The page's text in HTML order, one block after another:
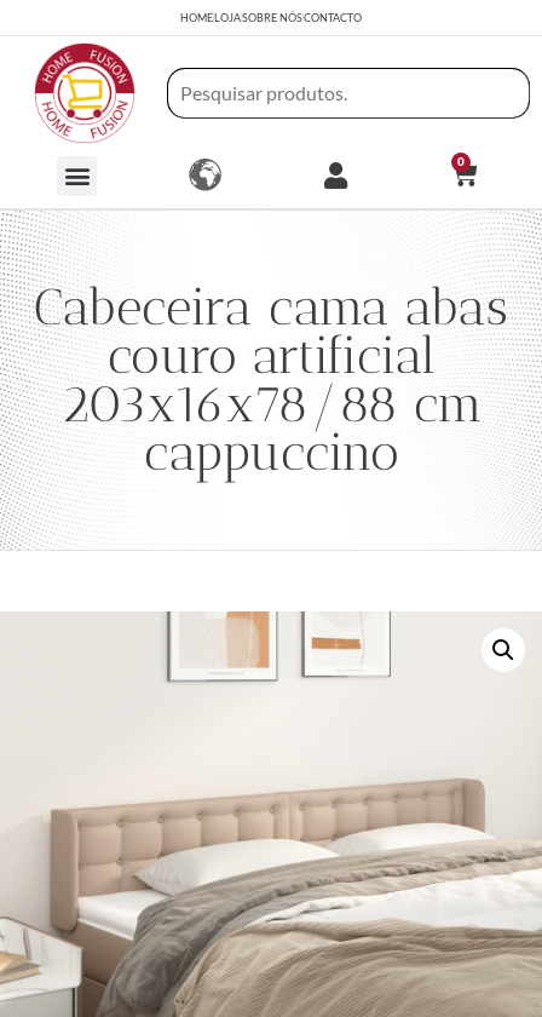
HOMELOJASOBRE NÓSCONTACTO
0
Cabeceira cama abas
couro artificial
203x16x78/88 cm
cappuccino